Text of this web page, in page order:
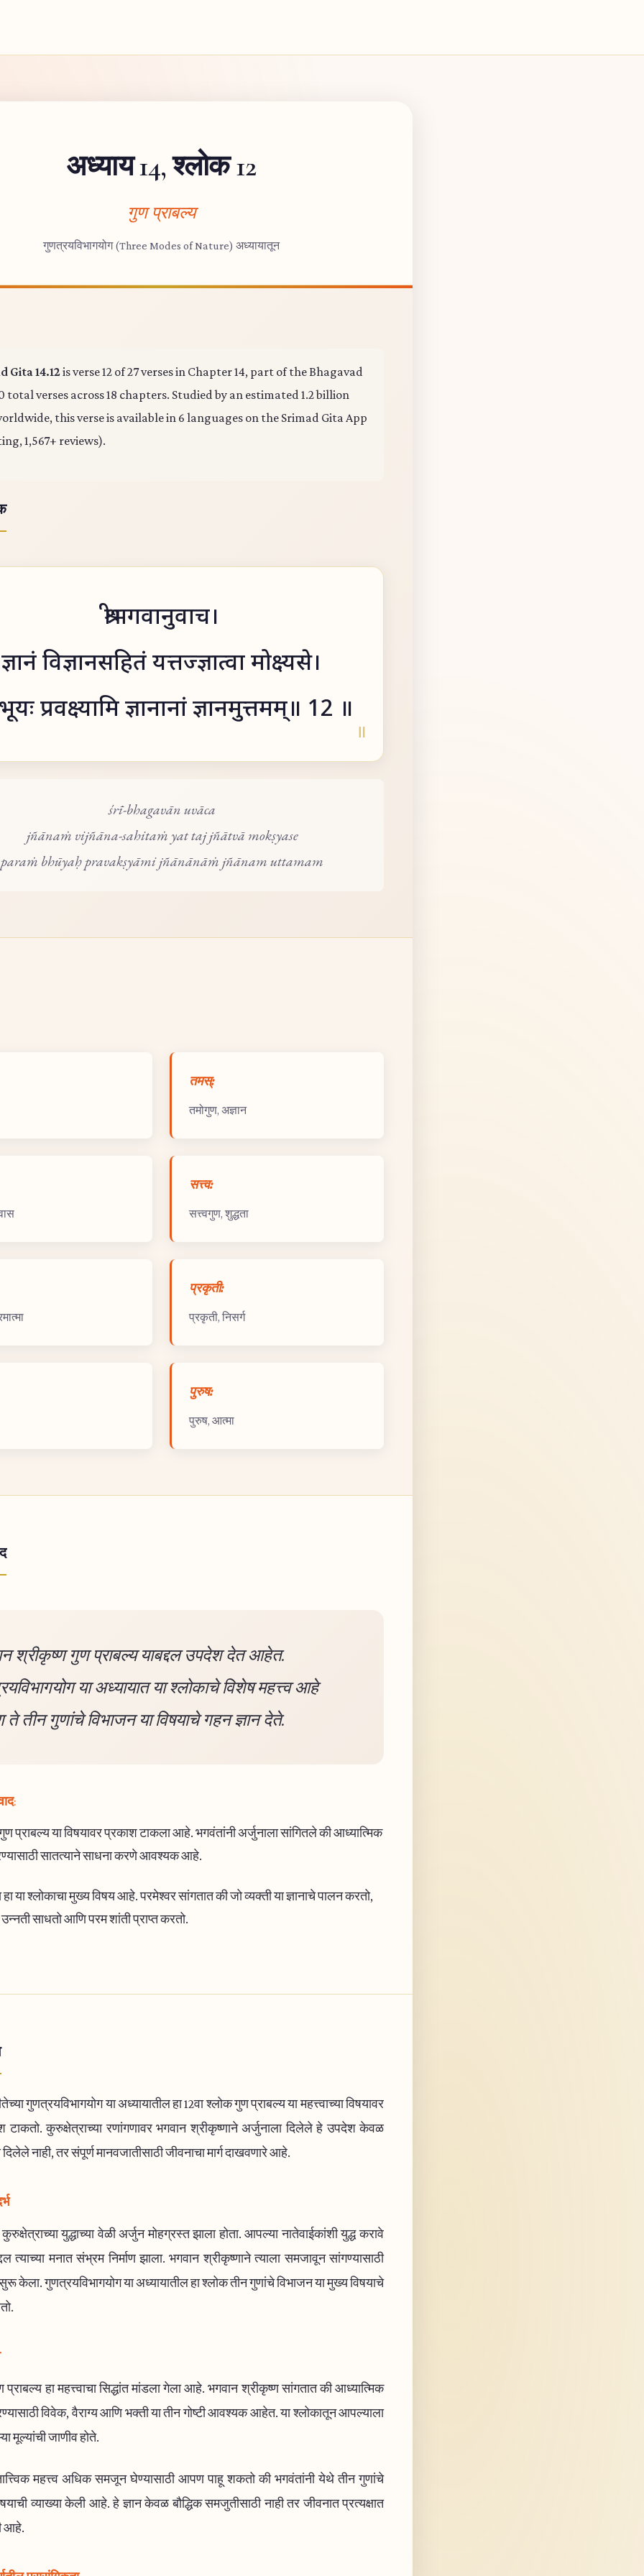
अध्याय 14, श्लोक 12
गुण प्राबल्य
गुणत्रयविभागयोग (Three Modes of Nature) अध्यायातून
Gita 14.12is verse 12 of 27 verses in Chapter 14, part of the Bhagavad
total verses across 18 chapters. Studied by an estimated 1.2 billion
this verse is available in 6 languages on the Srimad Gita App
1,567+ reviews).
श्रीभगवानुवाच।
ज्ञानं विज्ञानसहितं यत्तज्ज्ञात्वा मोक्ष्यसे।
प्रवक्ष्यामि ज्ञानानां ज्ञानमुत्तमम्॥ 12 ॥
śrī-bhagavān uvāca
jñānaṁ vijñāna-sahitaṁ yat taj jñātvā mokṣyase
paraṁ bhūyaḥ pravakṣyāmi jñānānāṁ jñānam uttamam
तमस्:
तमोगुण, अज्ञान
सत्त्व:
सत्त्वगुण, शुद्धता
प्रकृती:
प्रकृती, निसर्ग
पुरुष:
पुरुष, आत्मा
श्रीकृष्ण गुण प्राबल्य याबद्दल उपदेश देत आहेत.
या अध्यायात या श्लोकाचे विशेष महत्त्व आहे
ते तीन गुणांचे विभाजन या विषयाचे गहन ज्ञान देते.
प्राबल्य या विषयावर प्रकाश टाकला आहे. भगवंतांनी अर्जुनाला सांगितले की आध्यात्मिक
सातत्याने साधना करणे आवश्यक आहे.
या श्लोकाचा मुख्य विषय आहे. परमेश्वर सांगतात की जो व्यक्ती या ज्ञानाचे पालन करतो,
साधतो आणि परम शांती प्राप्त करतो.
गुणत्रयविभागयोग या अध्यायातील हा 12वा श्लोक गुण प्राबल्य या महत्त्वाच्या विषयावर
टाकतो. कुरुक्षेत्राच्या रणांगणावर भगवान श्रीकृष्णाने अर्जुनाला दिलेले हे उपदेश केवळ
दिलेले नाही, तर संपूर्ण मानवजातीसाठी जीवनाचा मार्ग दाखवणारे आहे.
कुरुक्षेत्राच्या युद्धाच्या वेळी अर्जुन मोहग्रस्त झाला होता. आपल्या नातेवाईकांशी युद्ध करावे
त्याच्या मनात संभ्रम निर्माण झाला. भगवान श्रीकृष्णाने त्याला समजावून सांगण्यासाठी
केला. गुणत्रयविभागयोग या अध्यायातील हा श्लोक तीन गुणांचे विभाजन या मुख्य विषयाचे
प्राबल्य हा महत्त्वाचा सिद्धांत मांडला गेला आहे. भगवान श्रीकृष्ण सांगतात की आध्यात्मिक
विवेक, वैराग्य आणि भक्ती या तीन गोष्टी आवश्यक आहेत. या श्लोकातून आपल्याला
मूल्यांची जाणीव होते.
महत्त्व अधिक समजून घेण्यासाठी आपण पाहू शकतो की भगवंतांनी येथे तीन गुणांचे
व्याख्या केली आहे. हे ज्ञान केवळ बौद्धिक समजुतीसाठी नाही तर जीवनात प्रत्यक्षात
आहे.